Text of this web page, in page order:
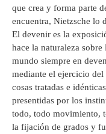
que crea y forma parte
encuentra, Nietzsche lo
El devenir es la
hace la naturaleza
mundo siempre en
mediante el ejercicio
cosas tratadas e
presentidas por los
todo, todo movimiento,
la fijación de grados y